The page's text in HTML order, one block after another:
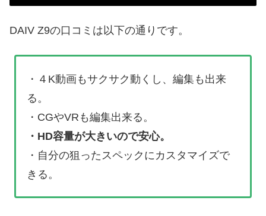
DAIV Z9の口コミは以下の通りです。
・４K動画もサクサク動くし、編集も出来
る。
・CGやVRも編集出来る。
・HD容量が大きいので安心。
・自分の狙ったスペックにカスタマイズで
きる。